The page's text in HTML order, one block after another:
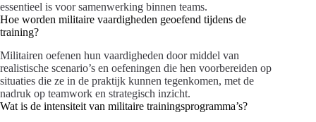
essentieel is voor samenwerking binnen teams.
Hoe worden militaire vaardigheden geoefend tijdens de
training?
Militairen oefenen hun vaardigheden door middel van
realistische scenario’s en oefeningen die hen voorbereiden op
situaties die ze in de praktijk kunnen tegenkomen, met de
nadruk op teamwork en strategisch inzicht.
Wat is de intensiteit van militaire trainingsprogramma’s?